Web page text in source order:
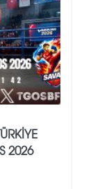
2026